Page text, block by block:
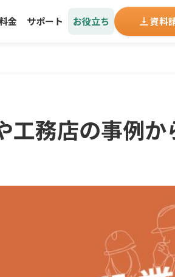
金 サポート お役立ち 資料
工務店の事例か